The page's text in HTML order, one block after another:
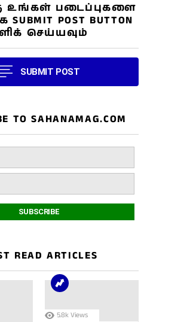
உங்கள் படைப்புகளை
POST BUTTON
செய்யவும்
SUBMIT POST
TO SAHANAMAG.COM
READ ARTICLES
5.8k Views